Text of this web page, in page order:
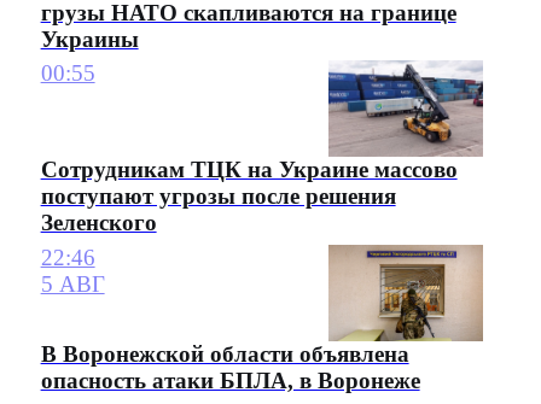
грузы НАТО скапливаются на границе
Украины
00:55
Сотрудникам ТЦК на Украине массово
поступают угрозы после решения
Зеленского
22:46
5 АВГ
В Воронежской области объявлена
опасность атаки БПЛА, в Воронеже